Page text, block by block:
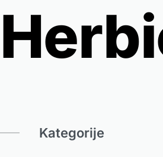
Kategorije